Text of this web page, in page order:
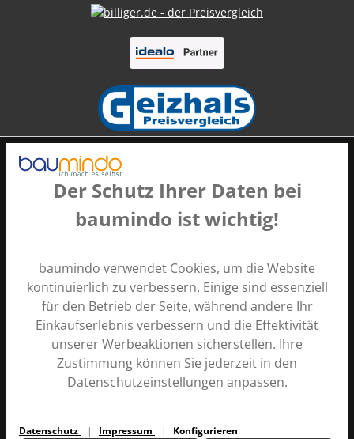
Der Schutz Ihrer Daten bei
baumindo ist wichtig!
baumindo verwendet Cookies, um die Website
kontinuierlich zu verbessern. Einige sind essenziell
für den Betrieb der Seite, während andere Ihr
Einkaufserlebnis verbessern und die Effektivität
unserer Werbeaktionen sicherstellen. Ihre
Zustimmung können Sie jederzeit in den
Datenschutzeinstellungen anpassen.
Datenschutz Impressum Konfigurieren
Zahlungsarten
Alle Preise inkl. gesetzl. Mehrwertsteuer zzgl.Versandkosten